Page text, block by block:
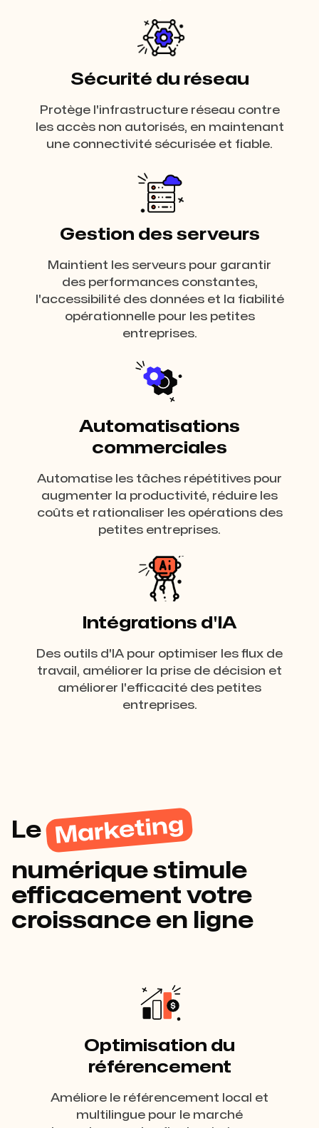
Sécurité du réseau
Protège l'infrastructure réseau contre
les accès non autorisés, en maintenant
une connectivité sécurisée et fiable.
Gestion des serveurs
Maintient les serveurs pour garantir
des performances constantes,
l'accessibilité des données et la fiabilité
opérationnelle pour les petites
entreprises.
Automatisations
commerciales
Automatise les tâches répétitives pour
augmenter la productivité, réduire les
coûts et rationaliser les opérations des
petites entreprises.
Intégrations d'IA
Des outils d'IA pour optimiser les flux de
travail, améliorer la prise de décision et
améliorer l'efficacité des petites
entreprises.
Le Marketing
numérique stimule
efficacement votre
croissance en ligne
Optimisation du
référencement
Améliore le référencement local et
multilingue pour le marché